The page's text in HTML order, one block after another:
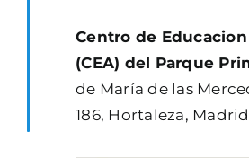
Centro de
(CEA) del Parque
de María de las
186, Hortaleza,